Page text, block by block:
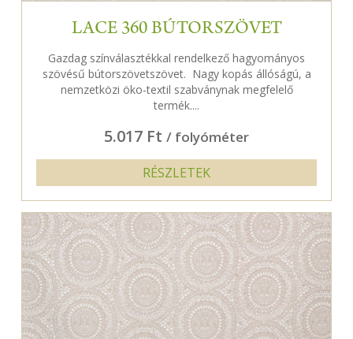
LACE 360 BÚTORSZÖVET
Gazdag színválasztékkal rendelkező hagyományos
szövésű bútorszövetszövet. Nagy kopás állóságú, a
nemzetközi öko-textil szabványnak megfelelő
termék....
5.017 Ft / folyóméter
RÉSZLETEK